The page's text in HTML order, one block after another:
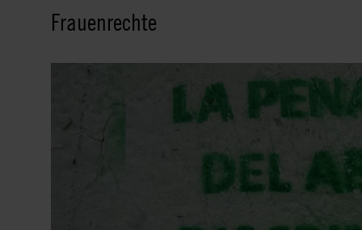
Frauenrechte